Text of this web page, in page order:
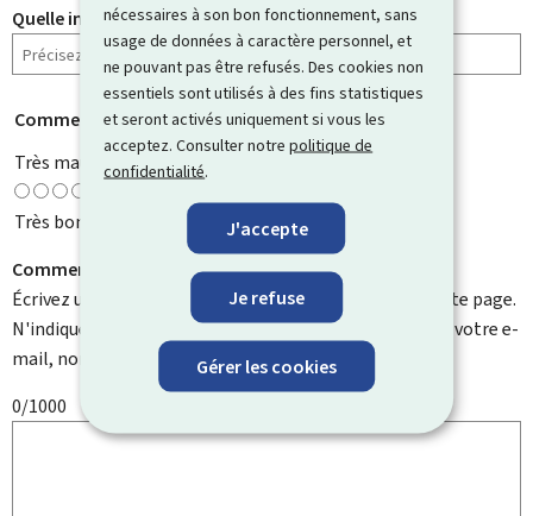
nécessaires à son bon fonctionnement, sans
usage de données à caractère personnel, et
ne pouvant pas être refusés. Des cookies non
essentiels sont utilisés à des fins statistiques
et seront activés uniquement si vous les
acceptez. Consulter notrepolitique de
confidentialité.
J'accepte
Je refuse
Gérer les cookies
Quelle information cherchiez-vous ?
Comment évaluez-vous cette page ? *
Très mauvaise
Très bonne
Comment pouvons-nous l'améliorer ?
Écrivez un commentaire et aidez-nous à améliorer cette page.
N'indiquez pas d'informations personnelles telles que votre e-
mail, nom, numéro de téléphone, etc.
0/1000